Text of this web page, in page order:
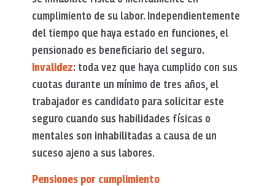
cumplimiento de su labor. Independientemente
del tiempo que haya estado en funciones, el
pensionado es beneficiario del seguro.
Invalidez: toda vez que haya cumplido con sus
cuotas durante un mínimo de tres años, el
trabajador es candidato para solicitar este
seguro cuando sus habilidades físicas o
mentales son inhabilitadas a causa de un
suceso ajeno a sus labores.
Pensiones por cumplimiento